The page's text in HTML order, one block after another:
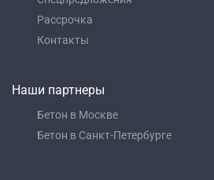
Рассрочка
Контакты
Наши партнеры
Бетон в Москве
Бетон в Санкт-Петербурге